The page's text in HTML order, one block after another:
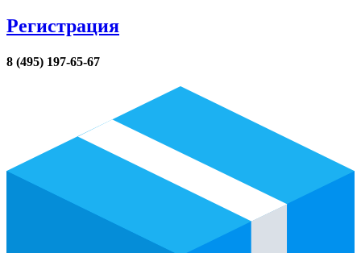
Регистрация
8 (495) 197-65-67